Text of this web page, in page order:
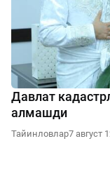
Давлат
алмашди
Тайинловлар7 август